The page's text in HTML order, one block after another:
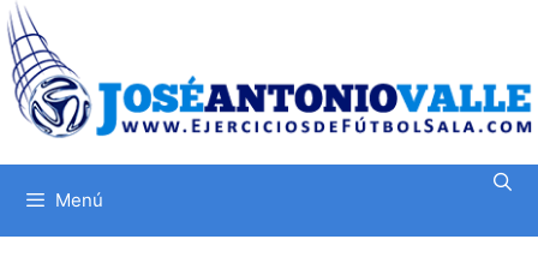
Saltar
al
contenido
Menú